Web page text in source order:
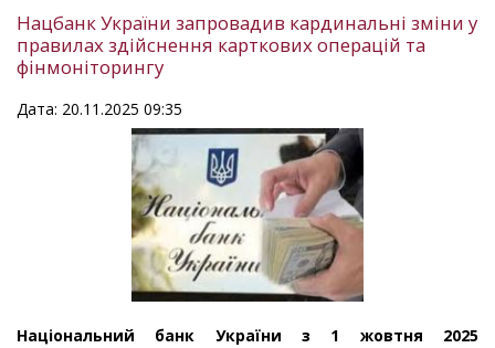
Нацбанк України запровадив кардинальні зміни у
правилах здійснення карткових операцій та
фінмоніторингу
Дата: 20.11.2025 09:35
Національний банк України з 1 жовтня 2025